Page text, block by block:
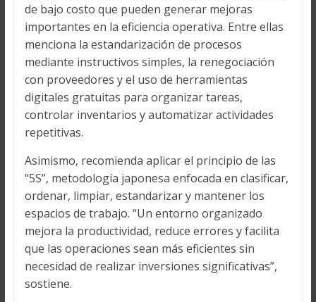
de bajo costo que pueden generar mejoras
importantes en la eficiencia operativa. Entre ellas
menciona la estandarización de procesos
mediante instructivos simples, la renegociación
con proveedores y el uso de herramientas
digitales gratuitas para organizar tareas,
controlar inventarios y automatizar actividades
repetitivas.
Asimismo, recomienda aplicar el principio de las
“5S”, metodología japonesa enfocada en clasificar,
ordenar, limpiar, estandarizar y mantener los
espacios de trabajo. “Un entorno organizado
mejora la productividad, reduce errores y facilita
que las operaciones sean más eficientes sin
necesidad de realizar inversiones significativas”,
sostiene.